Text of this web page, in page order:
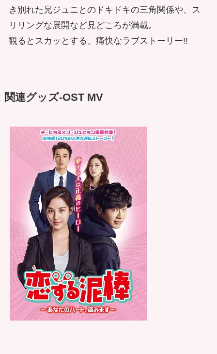
き別れた兄ジュニとのドキドキの三角関係や、ス
リリングな展開など見どころが満載。
観るとスカッとする、痛快なラブストーリー!!
関連グッズ-OST MV